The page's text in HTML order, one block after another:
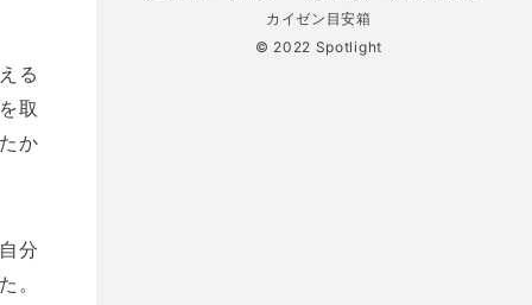
る
取
か
分
。
カイゼン目安箱
© 2022 Spotlight